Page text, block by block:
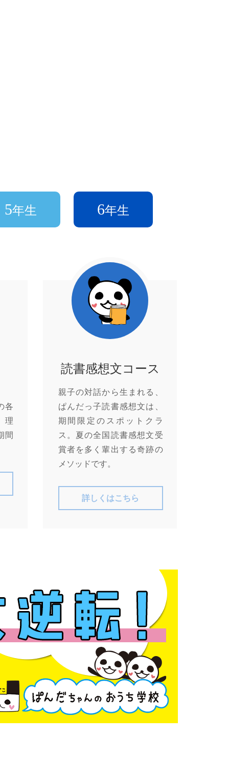
5年生 6年生
各
理
間
読書感想文コース
親子の対話から生まれる、
ぱんだっ子読書感想文は、
期間限定のスポットクラ
ス。夏の全国読書感想文受
賞者を多く輩出する奇跡の
メソッドです。
詳しくはこちら